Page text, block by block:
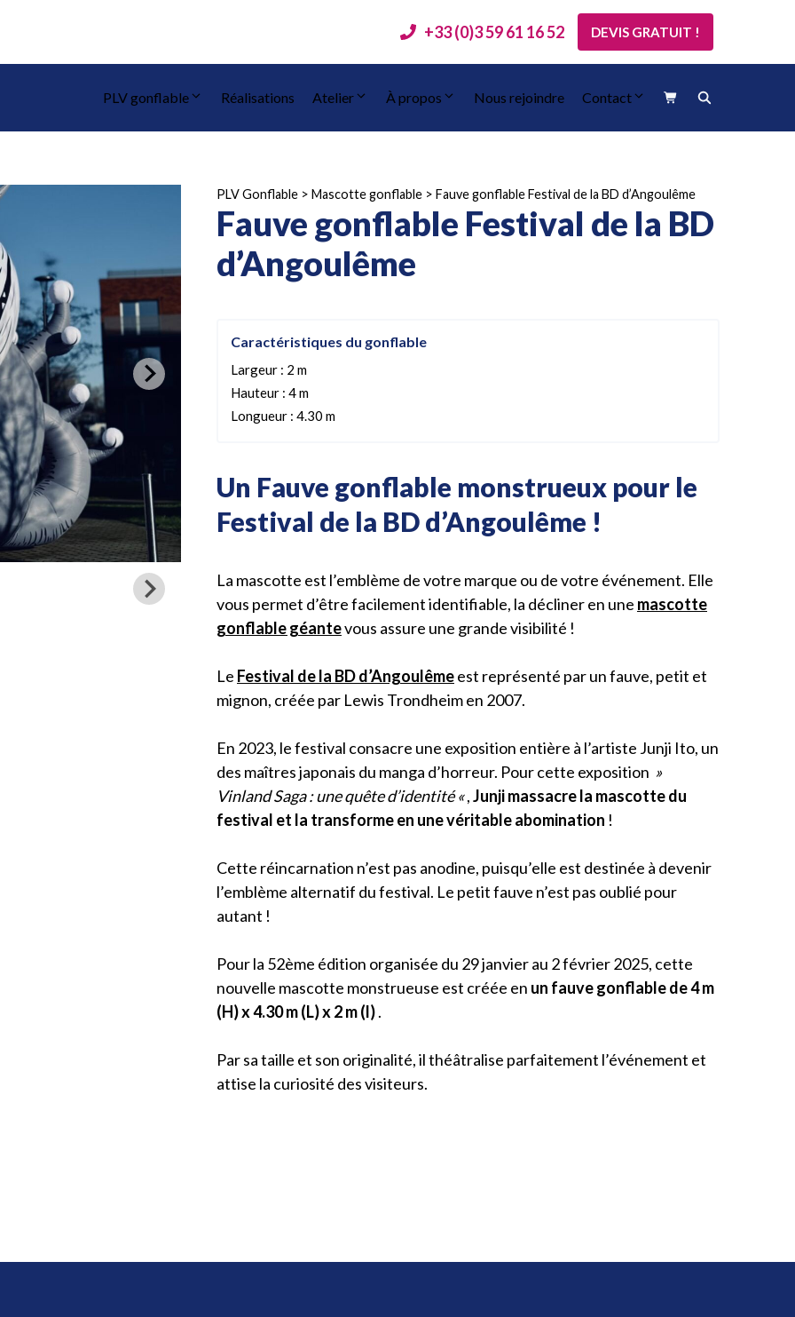
+33 (0)3 59 61 16 52 DEVIS GRATUIT !
PLV gonflable Réalisations Atelier À propos Nous rejoindre Contact
PLV Gonflable > Mascotte gonflable > Fauve gonflable Festival de la BD d’Angoulême
Fauve gonflable Festival de la BD
d’Angoulême
Caractéristiques du gonflable
Largeur : 2 m
Hauteur : 4 m
Longueur : 4.30 m
Un Fauve gonflable monstrueux pour le
Festival de la BD d’Angoulême !
La mascotte est l’emblème de votre marque ou de votre événement. Elle
vous permet d’être facilement identifiable, la décliner en une mascotte
gonflable géantevous assure une grande visibilité !
Le Festival de la BD d’Angoulêmeest représenté par un fauve, petit et
mignon, créée par Lewis Trondheim en 2007.
En 2023, le festival consacre une exposition entière à l’artiste Junji Ito, un
des maîtres japonais du manga d’horreur. Pour cette exposition »
Vinland Saga : une quête d’identité «,Junji massacre la mascotte du
festival et la transforme en une véritable abomination !
Cette réincarnation n’est pas anodine, puisqu’elle est destinée à devenir
l’emblème alternatif du festival. Le petit fauve n’est pas oublié pour
autant !
Pour la 52ème édition organisée du 29 janvier au 2 février 2025, cette
nouvelle mascotte monstrueuse est créée en un fauve gonflable de 4 m
(H) x 4.30 m (L) x 2 m (l).
Par sa taille et son originalité, il théâtralise parfaitement l’événement et
attise la curiosité des visiteurs.